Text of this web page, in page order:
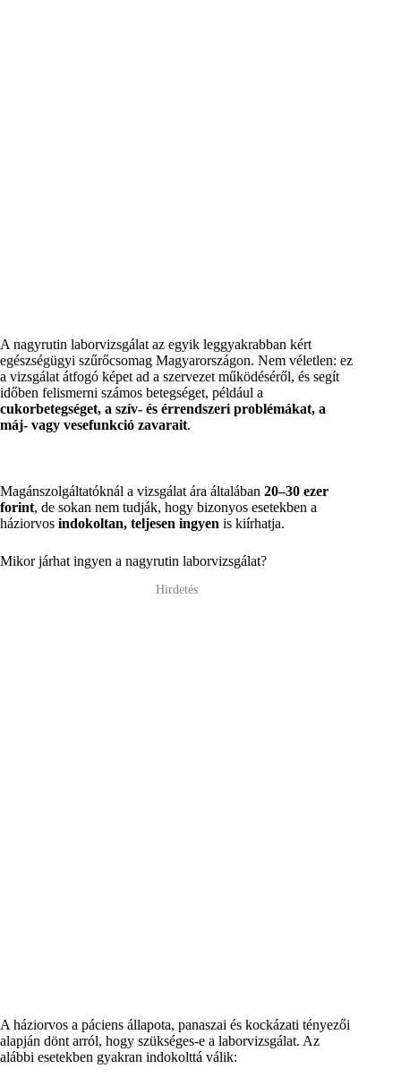
A nagyrutin laborvizsgálat az egyik leggyakrabban kért
egészségügyi szűrőcsomag Magyarországon. Nem véletlen: ez
a vizsgálat átfogó képet ad a szervezet működéséről, és segít
időben felismerni számos betegséget, például a
cukorbetegséget, a szív- és érrendszeri problémákat, a
máj- vagy vesefunkció zavarait.
Magánszolgáltatóknál a vizsgálat ára általában 20–30 ezer
forint, de sokan nem tudják, hogy bizonyos esetekben a
háziorvos indokoltan, teljesen ingyen is kiírhatja.
Mikor járhat ingyen a nagyrutin laborvizsgálat?
Hirdetés
A háziorvos a páciens állapota, panaszai és kockázati tényezői
alapján dönt arról, hogy szükséges-e a laborvizsgálat. Az
alábbi esetekben gyakran indokolttá válik: